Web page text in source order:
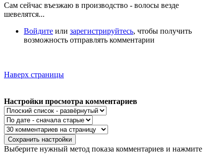
Сам сейчас въезжаю в производcтво - волосы везде
шевелятся...
Войдите или зарегистрируйтесь, чтобы получить
возможность отправлять комментарии
Наверх страницы
Настройки просмотра комментариев
Выберите нужный метод показа комментариев и нажмите